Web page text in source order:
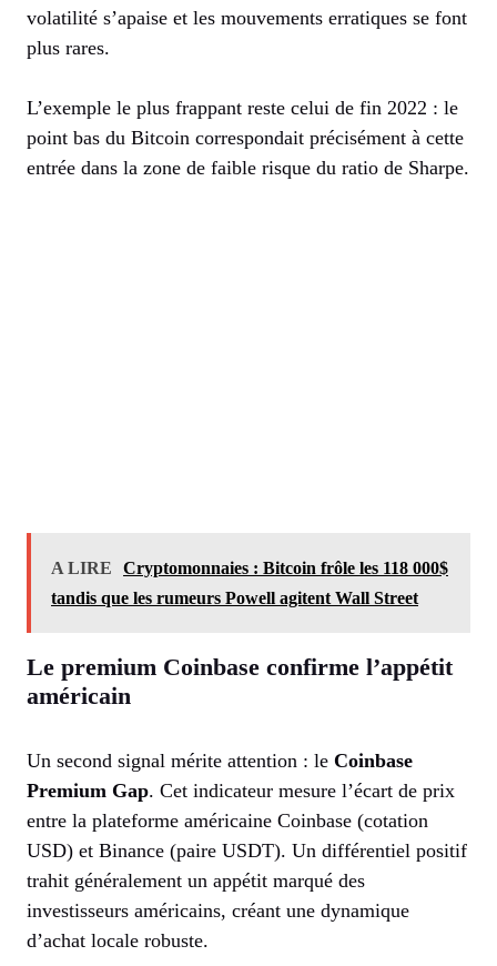
volatilité s’apaise et les mouvements erratiques se font
plus rares.
L’exemple le plus frappant reste celui de fin 2022 : le
point bas du Bitcoin correspondait précisément à cette
entrée dans la zone de faible risque du ratio de Sharpe.
A LIRE
Cryptomonnaies : Bitcoin frôle les 118 000$
tandis que les rumeurs Powell agitent Wall Street
Le premium Coinbase confirme l’appétit
américain
Un second signal mérite attention : le Coinbase
Premium Gap. Cet indicateur mesure l’écart de prix
entre la plateforme américaine Coinbase (cotation
USD) et Binance (paire USDT). Un différentiel positif
trahit généralement un appétit marqué des
investisseurs américains, créant une dynamique
d’achat locale robuste.